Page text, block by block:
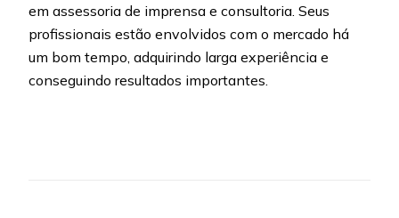
em assessoria de imprensa e consultoria. Seus
profissionais estão envolvidos com o mercado há
um bom tempo, adquirindo larga experiência e
conseguindo resultados importantes.